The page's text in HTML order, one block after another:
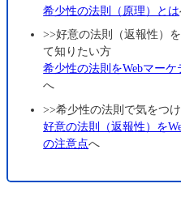
希少性の法則（原理）とは
>>好意の法則（返報性）
て知りたい方
希少性の法則をWebマー
へ
>>希少性の法則で気をつ
好意の法則（返報性）を
の注意点へ